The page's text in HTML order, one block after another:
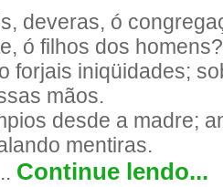
deveras, ó
ó filhos dos homens?
forjais iniqüidades;
mãos.
desde a madre;
mentiras.
Continue lendo...